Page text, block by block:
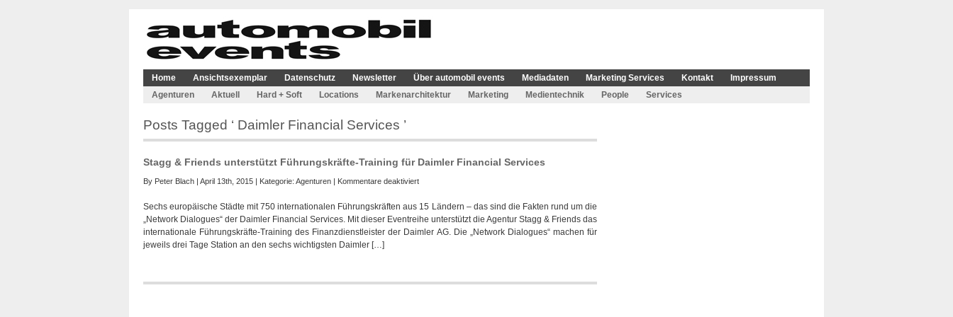
Home Ansichtsexemplar Datenschutz Newsletter Über automobil events Mediadaten Marketing Services Kontakt
Impressum
Agenturen
Aktuell Hard + Soft Locations Markenarchitektur Marketing Medientechnik People Services
Posts Tagged ‘ Daimler Financial Services ’
Stagg & Friends unterstützt Führungskräfte-Training für Daimler Financial Services
By Peter Blach | April 13th, 2015 | Kategorie: Agenturen | Kommentare deaktiviertfür
&
Friends
unterstützt
Daimler
Sechs europäische Städte mit 750 internationalen Führungskräften aus 15 Ländern – das sind die Fakten rund um die
„Network Dialogues“ der Daimler Financial Services. Mit dieser Eventreihe unterstützt die Agentur Stagg & Friends das
internationale Führungskräfte-Training des Finanzdienstleister der Daimler AG. Die „Network Dialogues“ machen für
jeweils drei Tage Station an den sechs wichtigsten Daimler […]